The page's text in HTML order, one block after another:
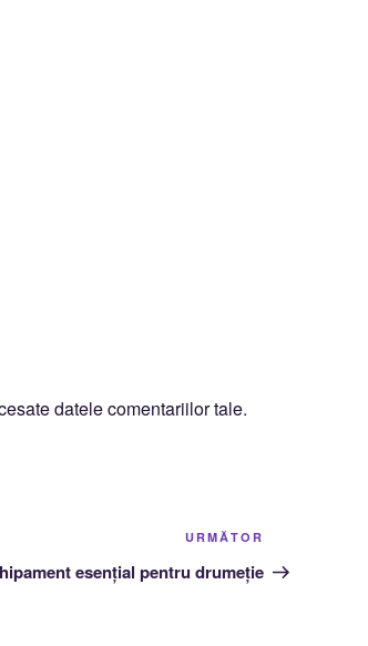
datele comentariilor tale.
următor
URMĂTOR
esențial pentru drumeție